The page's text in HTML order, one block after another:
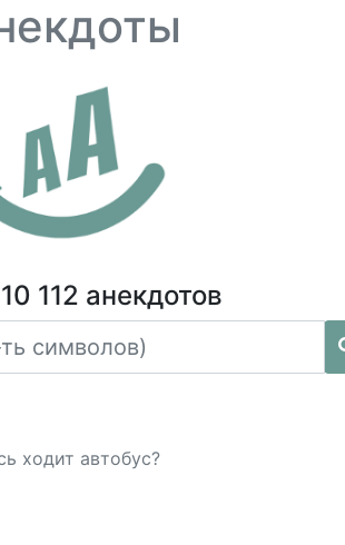
112 анекдотов
ходит автобус?